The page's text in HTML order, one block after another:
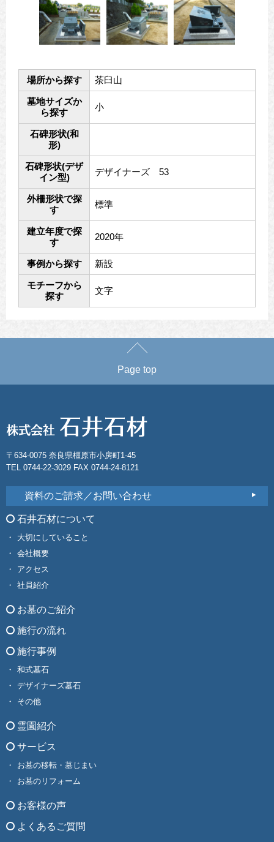
場所から探す 茶臼山
墓地サイズか
ら探す
小
石碑形状(和
形)
石碑形状(デザ
イン型)
デザイナーズ 53
外柵形状で探
す
標準
建立年度で探
す
2020年
事例から探す 新設
モチーフから
探す
文字
Page top
〒634-0075 奈良県橿原市小房町1-45
TEL 0744-22-3029 FAX 0744-24-8121
資料のご請求／お問い合わせ
石井石材について
大切にしていること
会社概要
アクセス
社員紹介
お墓のご紹介
施行の流れ
施行事例
和式墓石
デザイナーズ墓石
その他
霊園紹介
サービス
お墓の移転・墓じまい
お墓のリフォーム
お客様の声
よくあるご質問